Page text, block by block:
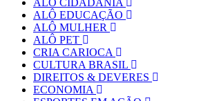
ALÔ CIDADANIA
ALÔ EDUCAÇÃO
ALÔ MULHER
ALÔ PET
CRIA CARIOCA
CULTURA BRASIL
DIREITOS & DEVERES
ECONOMIA